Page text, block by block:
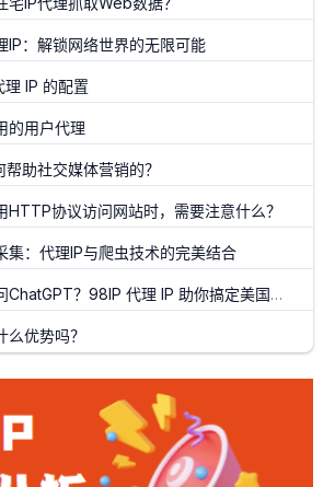
IP：解锁网络世界的无限可能
IP 的配置
的用户代理
助社交媒体营销的？
HTTP协议访问网站时，需要注意什么？
集：代理IP与爬虫技术的完美结合
？98IP 代理 IP 助你搞定美国原生 IP
么优势吗？